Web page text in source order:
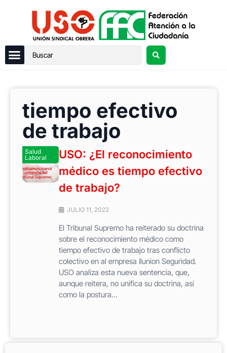
tiempo efectivo
de trabajo
Salud
Laboral
USO: ¿El reconocimiento
médico es tiempo efectivo
de trabajo?
JULIO 11, 2022
El Tribunal Supremo ha reiterado su doctrina
sobre el reconocimiento médico como
tiempo efectivo de trabajo tras conflicto
colectivo en al empresa Ilunion Seguridad.
USO analiza esta nueva sentencia, que,
aunque reitera, no unifica su doctrina, así
como la postura...